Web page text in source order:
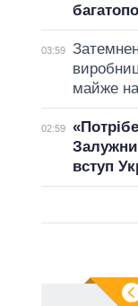
03:59
майже
02:59
вступ